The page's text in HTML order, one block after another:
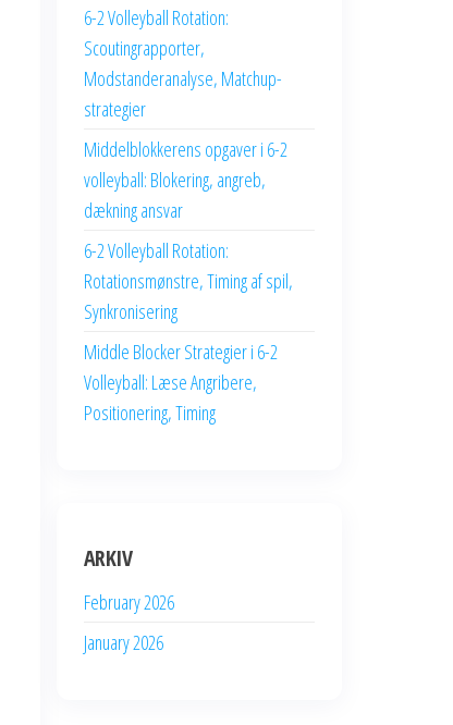
6-2 Volleyball Rotation:
Scoutingrapporter,
Modstanderanalyse, Matchup-
strategier
Middelblokkerens opgaver i 6-2
volleyball: Blokering, angreb,
dækning ansvar
6-2 Volleyball Rotation:
Rotationsmønstre, Timing af spil,
Synkronisering
Middle Blocker Strategier i 6-2
Volleyball: Læse Angribere,
Positionering, Timing
ARKIV
February 2026
January 2026